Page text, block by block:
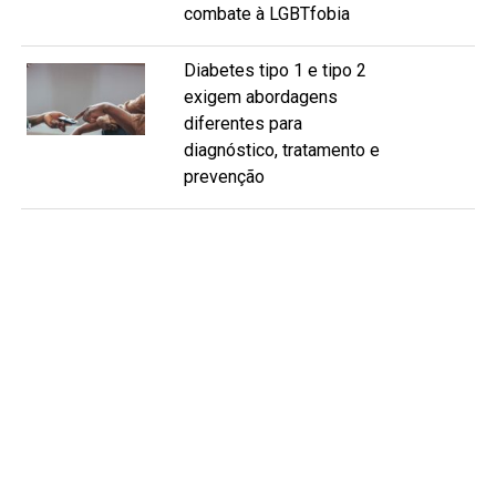
combate à LGBTfobia
Diabetes tipo 1 e tipo 2
exigem abordagens
diferentes para
diagnóstico, tratamento e
prevenção